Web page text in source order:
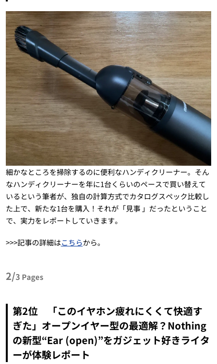
細かなところを掃除するのに便利なハンディクリーナー。そん
なハンディクリーナーを年に1台くらいのペースで買い替えて
いるという筆者が、独自の計算方式でカタログスペック比較し
た上で、新たな1台を購入！それが「見事 」だったということ
で、実力をレポートしていきます。
>>>記事の詳細はこちらから。
2/3 Pages
第2位 「このイヤホン疲れにくくて快適す
ぎた」オープンイヤー型の最適解？Nothing
の新型“Ear (open)”をガジェット好きライタ
ーが体験レポート